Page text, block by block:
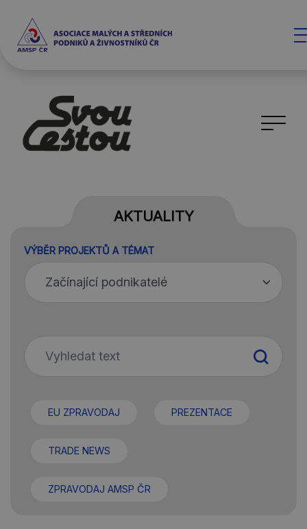
AKTUALITY
VÝBĚR PROJEKTŮ A TÉMAT
EU ZPRAVODAJ PREZENTACE
TRADE NEWS
ZPRAVODAJ AMSP ČR